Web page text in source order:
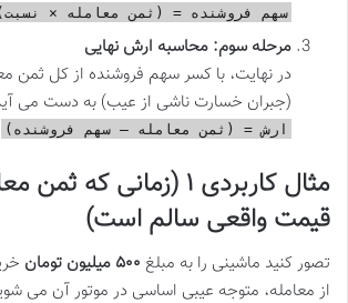
سهم فروشنده = (ثمن معامله ×
مرحله سوم: محاسبه ارش نهایی
در نهایت، با کسر سهم فروشنده از کل ثمن
(جبران خسارت ناشی از عیب) به دست می
ارش = (ثمن معامله – سهم فروشنده)
مثال کاربردی ۱ (زمانی که
قیمت واقعی سالم است)
تصور کنید ماشینی را به مبلغ ۵۰۰ میلیون تومان
از معامله، متوجه عیبی اساسی در موتور آن می